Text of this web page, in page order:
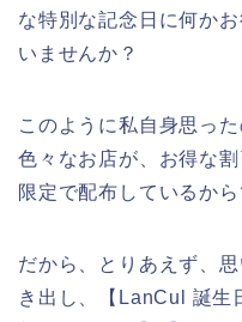
な特別な記念日に何か
いませんか？
このように私自身思っ
色々なお店が、お得な
限定で配布しているから
だから、とりあえず、
き出し、【LanCul 誕生